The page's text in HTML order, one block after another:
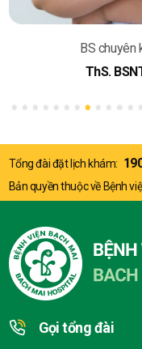
BS chuyên
ThS.
Tổng đài đặt lịch khám:
Bản quyền thuộc về Bệnh
Gọi tổng đài